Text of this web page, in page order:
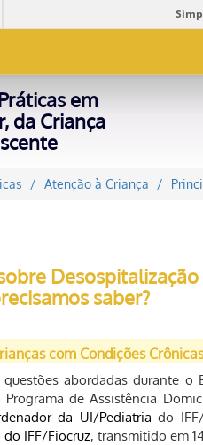
em
da Criança
Atenção à Criança
saber?
com Condições
abordadas durante o
de Assistência
da UI/Pediatria do
IFF/Fiocruz, transmitido em